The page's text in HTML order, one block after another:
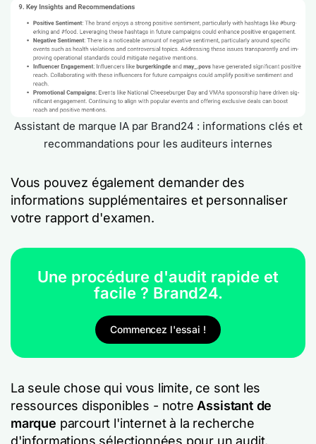
Assistant de marque IA par Brand24 : informations clés et
recommandations pour les auditeurs internes
Vous pouvez également demander des
informations supplémentaires et personnaliser
votre rapport d'examen.
Une procédure d'audit rapide et
facile ? Brand24.
Commencez l'essai !
La seule chose qui vous limite, ce sont les
ressources disponibles - notre Assistant de
marque parcourt l'internet à la recherche
d'informations sélectionnées pour un audit.